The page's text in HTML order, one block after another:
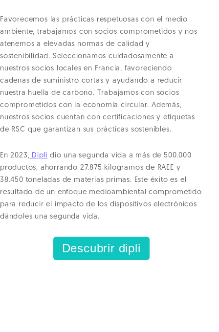
Favorecemos las prácticas respetuosas con el medio
ambiente, trabajamos con socios comprometidos y nos
atenemos a elevadas normas de calidad y
sostenibilidad. Seleccionamos cuidadosamente a
nuestros socios locales en Francia, favoreciendo
cadenas de suministro cortas y ayudando a reducir
nuestra huella de carbono. Trabajamos con socios
comprometidos con la economía circular. Además,
nuestros socios cuentan con certificaciones y etiquetas
de RSC que garantizan sus prácticas sostenibles.
En 2023, Dipli dio una segunda vida a más de 500.000
productos, ahorrando 27.875 kilogramos de RAEE y
38.450 toneladas de materias primas. Este éxito es el
resultado de un enfoque medioambiental comprometido
para reducir el impacto de los dispositivos electrónicos
dándoles una segunda vida.
Descubrir dipli